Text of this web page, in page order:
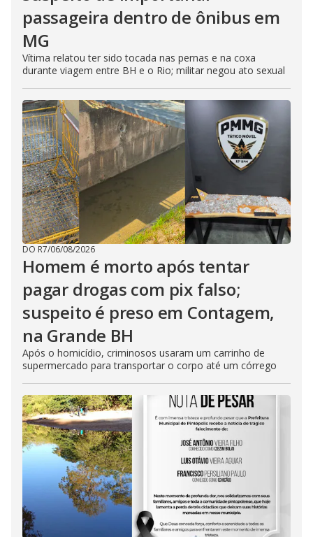
passageira dentro de ônibus em
MG
Vítima relatou ter sido tocada nas pernas e na coxa
durante viagem entre BH e o Rio; militar negou ato sexual
DO R7/06/08/2026
Homem é morto após tentar
pagar drogas com pix falso;
suspeito é preso em Contagem,
na Grande BH
Após o homicídio, criminosos usaram um carrinho de
supermercado para transportar o corpo até um córrego